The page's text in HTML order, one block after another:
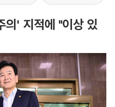
의' 지적에 "이상 있